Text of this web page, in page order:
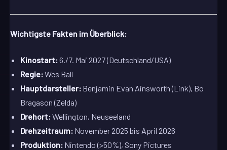
Wichtigste Fakten im Überblick:
Kinostart:6./7. Mai 2027 (Deutschland/USA)
Regie:Wes Ball
Hauptdarsteller: Benjamin Evan Ainsworth (Link), Bo
Bragason (Zelda)
Drehort:Wellington, Neuseeland
Drehzeitraum: November 2025 bis April 2026
Produktion: Nintendo (>50%), Sony Pictures